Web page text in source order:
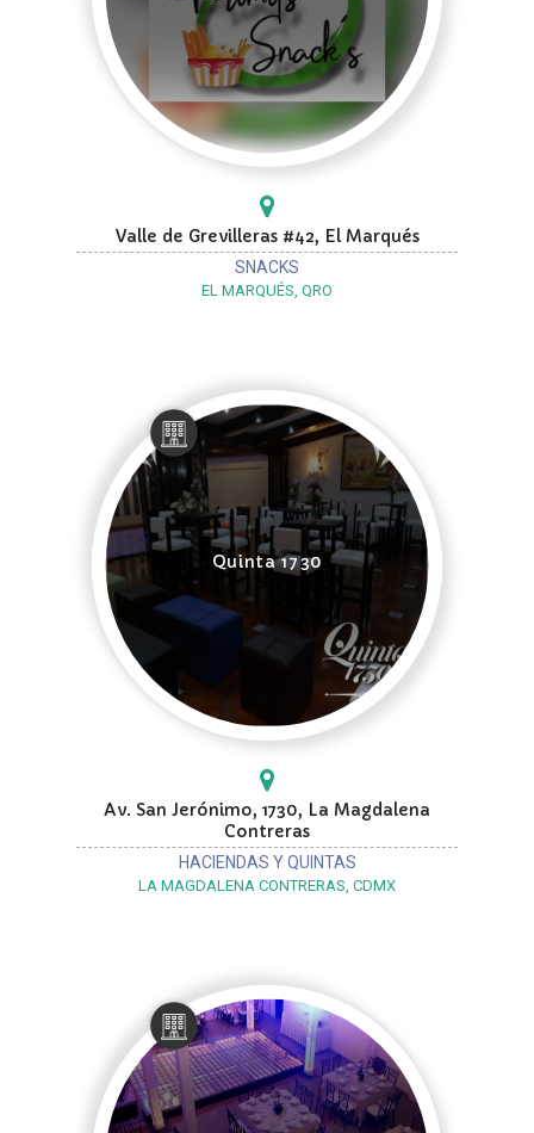
Valle de Grevilleras #42, El Marqués
SNACKS
EL MARQUÉS, QRO
Quinta 1730
Av. San Jerónimo, 1730, La Magdalena
Contreras
HACIENDAS Y QUINTAS
LA MAGDALENA CONTRERAS, CDMX